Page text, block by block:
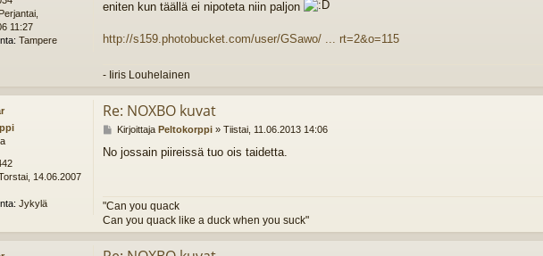
Perjantai,
11:27
Tampere
s
i
eniten kun täällä ei nipoteta niin paljon
http://s159.photobucket.com/user/GSawo/ ... rt=2&o=115
- Iiris Louhelainen
14.06.2007
Jykylä
Re: NOXBO kuvat
V
e
Kirjoittaja Peltokorppi» Tiistai, 11.06.2013 14:06
No jossain piireissä tuo ois taidetta.
"Can you quack
Can you quack like a duck when you suck"